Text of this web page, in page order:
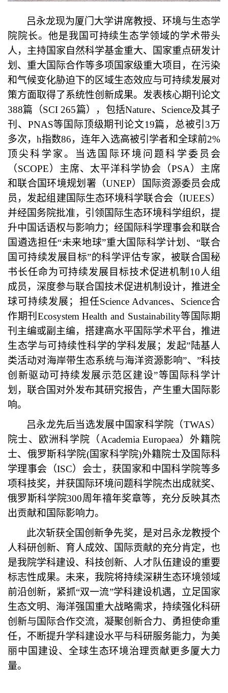
吕永龙现为厦门大学讲席教授、环境与生态学
院院长。他是我国可持续生态学领域的学术带头
人，主持国家自然科学基金重大、国家重点研发计
划、重大国际合作等多项国家级重大项目，在污染
和气候变化胁迫下的区域生态效应与可持续发展对
策方面取得了系统性创新成果。发表核心期刊 论文
388篇（SCI 265篇），包括Nature、Science及其子
刊、 PNAS等国际顶级期刊论文19篇 ，总被引 3万
多次，h指数86，连年入选高被引学者和全球前2%
顶尖科学家。当选国际环境问题科学委员会
（SCOPE）主席、太平洋科学协会（PSA）主席
和联合国环境规划署（UNEP）国际资源委员会成
员，发起组建国际生态环境科学联合会（IUEES）
并经国务院批准，引领国际生态环境科学组织，提
升中国话语权与影响力；经国际科学理事会和联合
国遴选担任“未来地球”重大国际科学计划、“联合
国可持续发展目标”的科学评估专家，被联合国秘
书长任命为可持续发展目标技术促进机制10人组
成员，深度参与联合国技术促进机制设计，推进全
球可持续发展；担任Science Advances、Science合
作期刊 Ecosystem Health and Sustainability等国际期
刊主编或副主编，搭建高水平国际学术平台，推进
生态学与可持续性科学的学科发展；发起”陆基人
类活动对海岸带生态系统与海洋资源影响”、 ”科技
创新驱动可持续发展示范区建设”等国际科学计
划，联合国对外发布其研究报告，产生重大国际影
响。
吕永龙先后当选发展中国家科学院（TWAS）
院士、欧洲科学院（Academia Europaea）外籍院
士、俄罗斯科学院(国家科学院)外籍院士及国际科
学理事会（ISC）会士，获国家和中国科学院等多
项科技奖，并获国际环境问题科学院杰出成就奖、
俄罗斯科学院300周年禧年奖章等，充分反映其杰
出贡献和国际影响力。
此次斩获全国创新争先奖，是对吕永龙教授个
人科研创新、育人成效、国际贡献的充分肯定，也
是我院学科建设、科技创新、人才队伍建设的重要
标志性成果。未来，我院将持续深耕生态环境领域
前沿创新，紧抓“双一流”学科建设机遇，立足国家
生态文明、海洋强国重大战略需求，持续强化科研
创新与国际合作交流，凝聚创新合力、勇担使命重
任，不断提升学科建设水平与科研服务能力，为美
丽中国建设、全球生态环境治理贡献更多厦大力
量。